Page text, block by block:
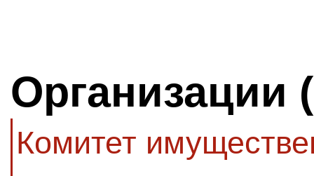
Организации
Комитет